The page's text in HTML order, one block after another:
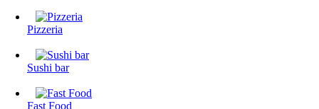
Pizzeria
Sushi bar
Fast Food